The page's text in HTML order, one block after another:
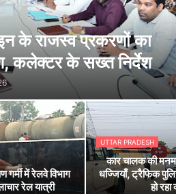
के राजस्व प्रकरणों का
कलेक्टर के सख्त निर्देश
में रेलवे विभाग
रेल यात्री
UTTAR PRADESH
कार चालक की
धज्जियाँ, ट्रैफिक
हो